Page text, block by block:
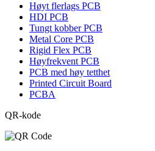
Høyt flerlags PCB
HDI PCB
Tungt kobber PCB
Metal Core PCB
Rigid Flex PCB
Høyfrekvent PCB
PCB med høy tetthet
Printed Circuit Board
PCBA
QR-kode